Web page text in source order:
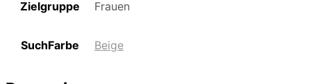
Zielgruppe Frauen
SuchFarbe Beige